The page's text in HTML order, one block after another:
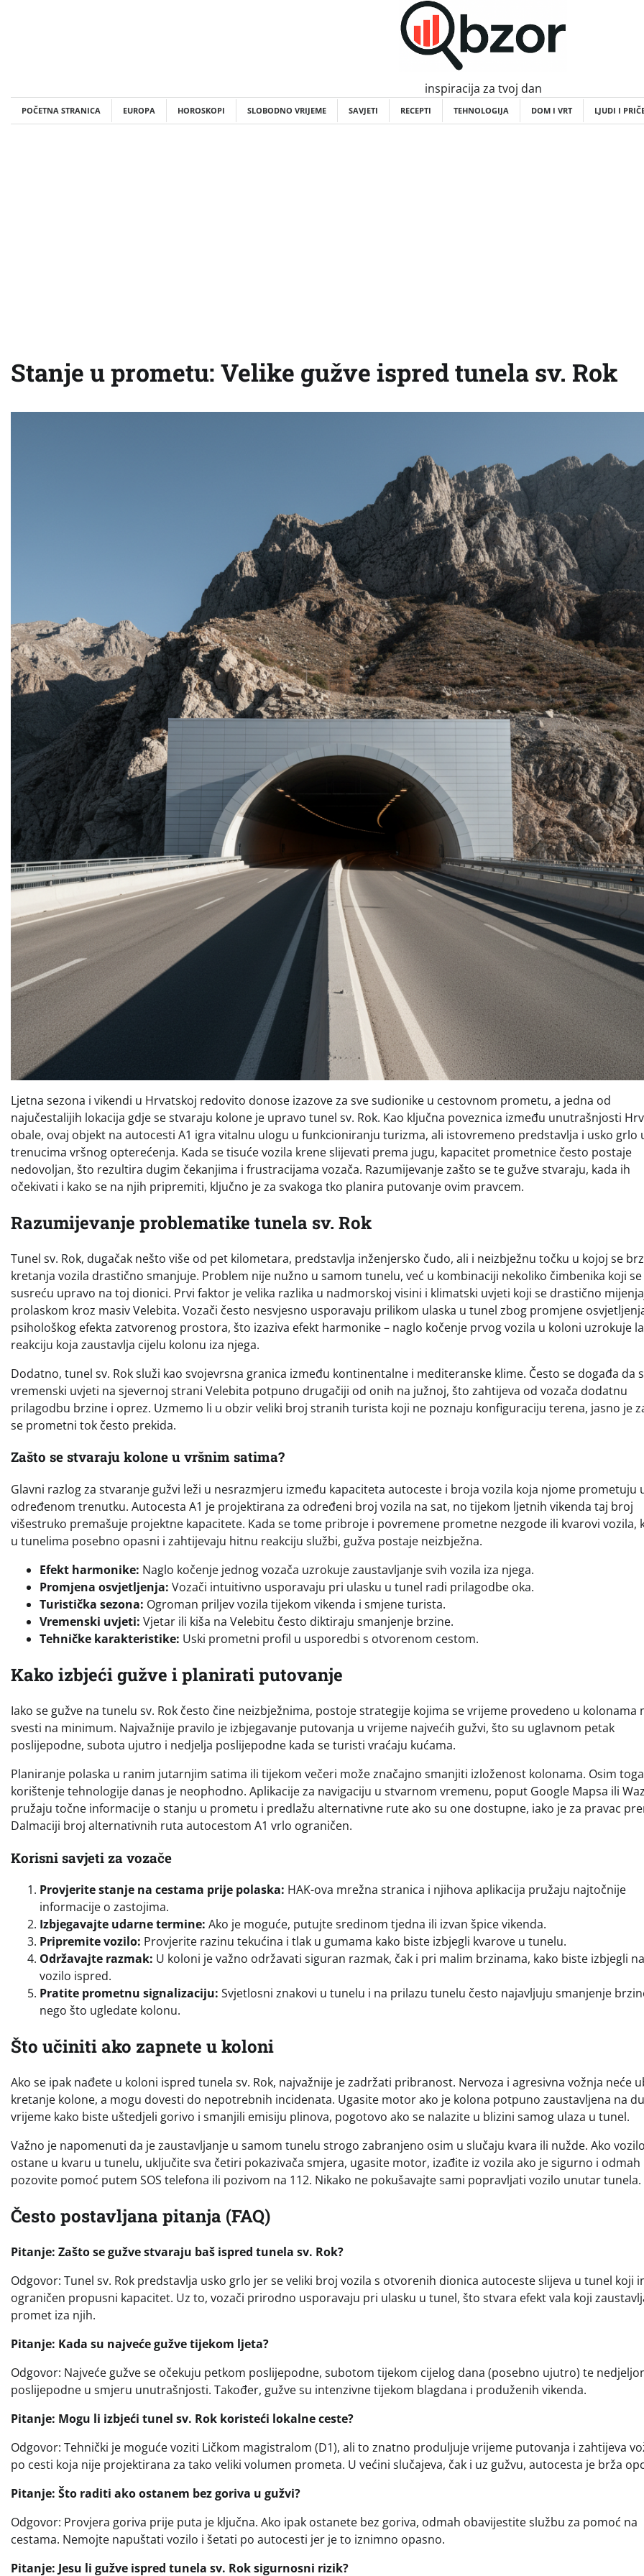
inspiracija za tvoj dan
POČETNA STRANICA EUROPA HOROSKOPI SLOBODNO VRIJEME SAVJETI RECEPTI TEHNOLOGIJA DOM I VRT LJUDI I
Stanje u prometu: Velike gužve ispred tunela sv. Rok
Ljetna sezona i vikendi u Hrvatskoj redovito donose izazove za sve sudionike u cestovnom prometu, a jedna od
najučestalijih lokacija gdje se stvaraju kolone je upravo tunel sv. Rok. Kao ključna poveznica između unutrašnjosti
obale, ovaj objekt na autocesti A1 igra vitalnu ulogu u funkcioniranju turizma, ali istovremeno predstavlja i usko grlo
trenucima vršnog opterećenja. Kada se tisuće vozila krene slijevati prema jugu, kapacitet prometnice često postaje
nedovoljan, što rezultira dugim čekanjima i frustracijama vozača. Razumijevanje zašto se te gužve stvaraju, kada ih
očekivati i kako se na njih pripremiti, ključno je za svakoga tko planira putovanje ovim pravcem.
Razumijevanje problematike tunela sv. Rok
Tunel sv. Rok, dugačak nešto više od pet kilometara, predstavlja inženjersko čudo, ali i neizbježnu točku u kojoj se
kretanja vozila drastično smanjuje. Problem nije nužno u samom tunelu, već u kombinaciji nekoliko čimbenika koji se
susreću upravo na toj dionici. Prvi faktor je velika razlika u nadmorskoj visini i klimatski uvjeti koji se drastično
prolaskom kroz masiv Velebita. Vozači često nesvjesno usporavaju prilikom ulaska u tunel zbog promjene
psihološkog efekta zatvorenog prostora, što izaziva efekt harmonike – naglo kočenje prvog vozila u koloni uzrokuje
reakciju koja zaustavlja cijelu kolonu iza njega.
Dodatno, tunel sv. Rok služi kao svojevrsna granica između kontinentalne i mediteranske klime. Često se događa da
vremenski uvjeti na sjevernoj strani Velebita potpuno drugačiji od onih na južnoj, što zahtijeva od vozača dodatnu
prilagodbu brzine i oprez. Uzmemo li u obzir veliki broj stranih turista koji ne poznaju konfiguraciju terena, jasno je
se prometni tok često prekida.
Zašto se stvaraju kolone u vršnim satima?
Glavni razlog za stvaranje gužvi leži u nesrazmjeru između kapaciteta autoceste i broja vozila koja njome prometuju
određenom trenutku. Autocesta A1 je projektirana za određeni broj vozila na sat, no tijekom ljetnih vikenda taj broj
višestruko premašuje projektne kapacitete. Kada se tome pribroje i povremene prometne nezgode ili kvarovi vozila,
u tunelima posebno opasni i zahtijevaju hitnu reakciju službi, gužva postaje neizbježna.
Efekt harmonike: Naglo kočenje jednog vozača uzrokuje zaustavljanje svih vozila iza njega.
Promjena osvjetljenja: Vozači intuitivno usporavaju pri ulasku u tunel radi prilagodbe oka.
Turistička sezona: Ogroman priljev vozila tijekom vikenda i smjene turista.
Vremenski uvjeti: Vjetar ili kiša na Velebitu često diktiraju smanjenje brzine.
Tehničke karakteristike: Uski prometni profil u usporedbi s otvorenom cestom.
Kako izbjeći gužve i planirati putovanje
Iako se gužve na tunelu sv. Rok često čine neizbježnima, postoje strategije kojima se vrijeme provedeno u kolonama
svesti na minimum. Najvažnije pravilo je izbjegavanje putovanja u vrijeme najvećih gužvi, što su uglavnom petak
poslijepodne, subota ujutro i nedjelja poslijepodne kada se turisti vraćaju kućama.
Planiranje polaska u ranim jutarnjim satima ili tijekom večeri može značajno smanjiti izloženost kolonama. Osim
korištenje tehnologije danas je neophodno. Aplikacije za navigaciju u stvarnom vremenu, poput Google Mapsa ili
pružaju točne informacije o stanju u prometu i predlažu alternativne rute ako su one dostupne, iako je za pravac
Dalmaciji broj alternativnih ruta autocestom A1 vrlo ograničen.
Korisni savjeti za vozače
Provjerite stanje na cestama prije polaska: HAK-ova mrežna stranica i njihova aplikacija pružaju najtočnije
informacije o zastojima.
Izbjegavajte udarne termine: Ako je moguće, putujte sredinom tjedna ili izvan špice vikenda.
Pripremite vozilo: Provjerite razinu tekućina i tlak u gumama kako biste izbjegli kvarove u tunelu.
Održavajte razmak: U koloni je važno održavati siguran razmak, čak i pri malim brzinama, kako biste izbjegli
vozilo ispred.
Pratite prometnu signalizaciju: Svjetlosni znakovi u tunelu i na prilazu tunelu često najavljuju smanjenje
nego što ugledate kolonu.
Što učiniti ako zapnete u koloni
Ako se ipak nađete u koloni ispred tunela sv. Rok, najvažnije je zadržati pribranost. Nervoza i agresivna vožnja neće
kretanje kolone, a mogu dovesti do nepotrebnih incidenata. Ugasite motor ako je kolona potpuno zaustavljena na
vrijeme kako biste uštedjeli gorivo i smanjili emisiju plinova, pogotovo ako se nalazite u blizini samog ulaza u tunel.
Važno je napomenuti da je zaustavljanje u samom tunelu strogo zabranjeno osim u slučaju kvara ili nužde. Ako vozilo
ostane u kvaru u tunelu, uključite sva četiri pokazivača smjera, ugasite motor, izađite iz vozila ako je sigurno i odmah
pozovite pomoć putem SOS telefona ili pozivom na 112. Nikako ne pokušavajte sami popravljati vozilo unutar tunela.
Često postavljana pitanja (FAQ)
Pitanje: Zašto se gužve stvaraju baš ispred tunela sv. Rok?
Odgovor: Tunel sv. Rok predstavlja usko grlo jer se veliki broj vozila s otvorenih dionica autoceste slijeva u tunel koji
ograničen propusni kapacitet. Uz to, vozači prirodno usporavaju pri ulasku u tunel, što stvara efekt vala koji
promet iza njih.
Pitanje: Kada su najveće gužve tijekom ljeta?
Odgovor: Najveće gužve se očekuju petkom poslijepodne, subotom tijekom cijelog dana (posebno ujutro) te
poslijepodne u smjeru unutrašnjosti. Također, gužve su intenzivne tijekom blagdana i produženih vikenda.
Pitanje: Mogu li izbjeći tunel sv. Rok koristeći lokalne ceste?
Odgovor: Tehnički je moguće voziti Ličkom magistralom (D1), ali to znatno produljuje vrijeme putovanja i zahtijeva
po cesti koja nije projektirana za tako veliki volumen prometa. U većini slučajeva, čak i uz gužvu, autocesta je brža
Pitanje: Što raditi ako ostanem bez goriva u gužvi?
Odgovor: Provjera goriva prije puta je ključna. Ako ipak ostanete bez goriva, odmah obavijestite službu za pomoć na
cestama. Nemojte napuštati vozilo i šetati po autocesti jer je to iznimno opasno.
Pitanje: Jesu li gužve ispred tunela sv. Rok sigurnosni rizik?